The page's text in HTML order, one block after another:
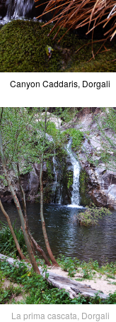
Canyon Caddaris, Dorgali
La prima cascata, Dorgali